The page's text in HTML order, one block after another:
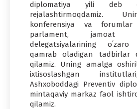
diplomatiya yili deb
rejalashtirmoqdamiz.
konferensiya va
parlament, jamoat
delegatsiyalarining oʻzaro
qamrab oladigan tadbirlar
qilamiz. Uning amalga
ixtisoslashgan
Ashxoboddagi Preventiv
mintaqaviy markaz faol
qilamiz.